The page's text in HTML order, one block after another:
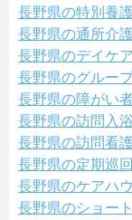
長野県の特別養
長野県の通所介
長野県のデイケ
長野県のグルー
長野県の障がい
長野県の訪問入
長野県の訪問看
長野県の定期巡
長野県のケアハ
長野県のショー